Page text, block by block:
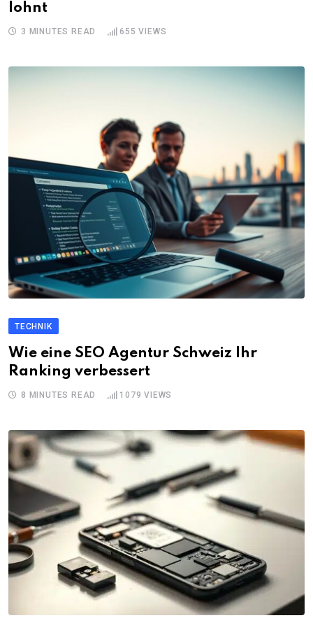
lohnt
3 MINUTES READ 655 VIEWS
TECHNIK
Wie eine SEO Agentur Schweiz Ihr
Ranking verbessert
8 MINUTES READ 1079 VIEWS